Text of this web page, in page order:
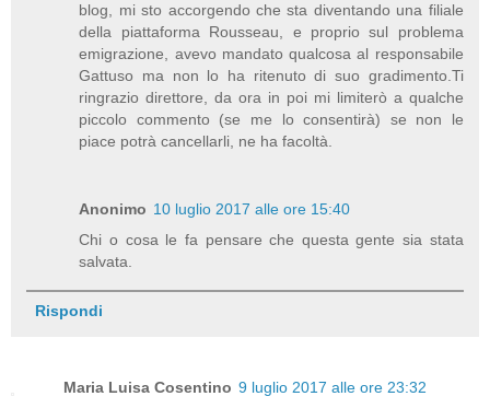
blog, mi sto accorgendo che sta diventando una filiale
della piattaforma Rousseau, e proprio sul problema
emigrazione, avevo mandato qualcosa al responsabile
Gattuso ma non lo ha ritenuto di suo gradimento.Ti
ringrazio direttore, da ora in poi mi limiterò a qualche
piccolo commento (se me lo consentirà) se non le
piace potrà cancellarli, ne ha facoltà.
Anonimo 10 luglio 2017 alle ore 15:40
Chi o cosa le fa pensare che questa gente sia stata
salvata.
Rispondi
Maria Luisa Cosentino 9 luglio 2017 alle ore 23:32